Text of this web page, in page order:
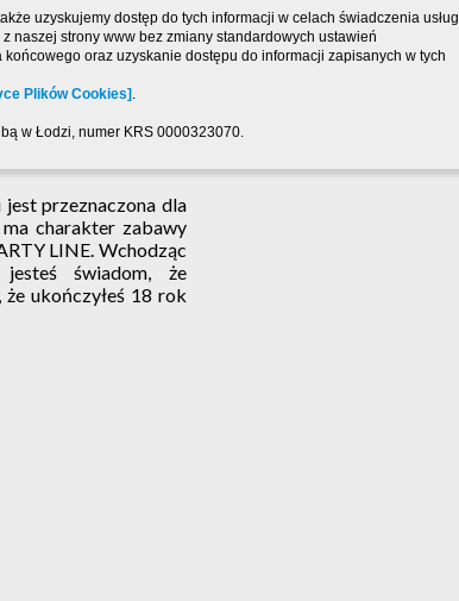
uzyskujemy dostęp do tych informacji w celach świadczenia usług
naszej strony www bez zmiany standardowych ustawień
oraz uzyskanie dostępu do informacji zapisanych w tych
Plików Cookies] .
w Łodzi, numer KRS 0000323070.
przeznaczona dla
charakter zabawy
LINE. Wchodząc
świadom, że
ukończyłeś 18 rok